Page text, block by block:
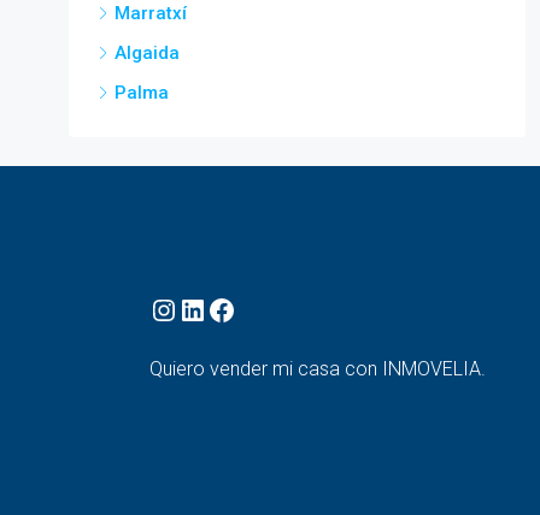
Marratxí
Algaida
Palma
Quiero vender mi casa con INMOVELIA.